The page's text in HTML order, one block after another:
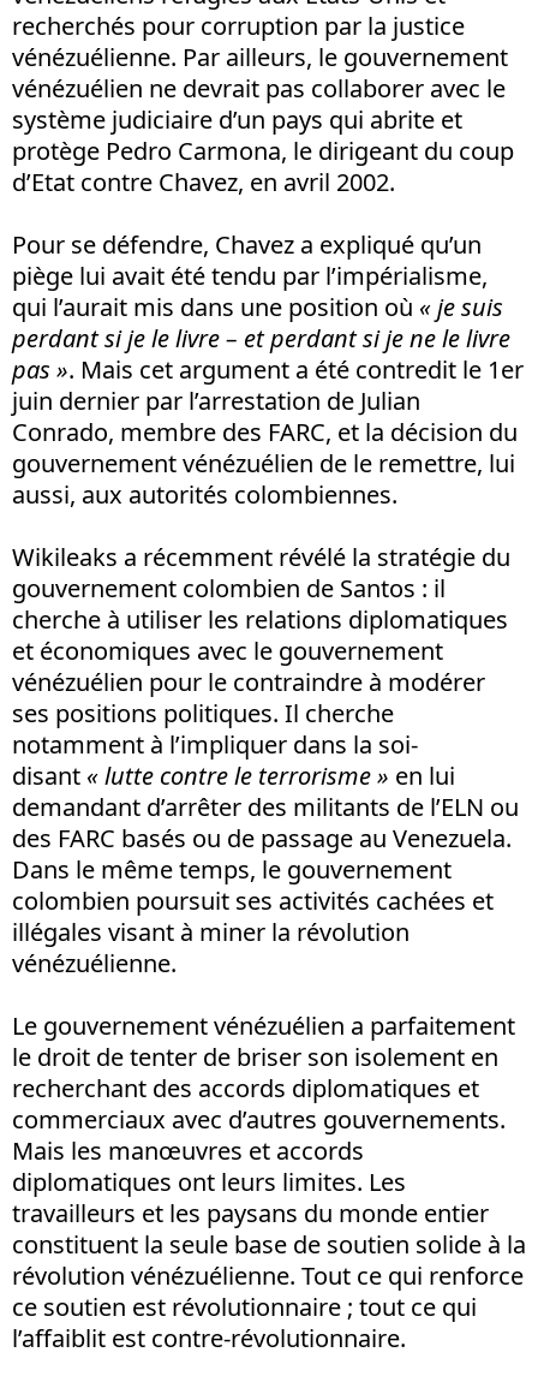
recherchés pour corruption par la justice
vénézuélienne. Par ailleurs, le gouvernement
vénézuélien ne devrait pas collaborer avec le
système judiciaire d’un pays qui abrite et
protège Pedro Carmona, le dirigeant du coup
d’Etat contre Chavez, en avril 2002.
Pour se défendre, Chavez a expliqué qu’un
piège lui avait été tendu par l’impérialisme,
qui l’aurait mis dans une position où « je suis
perdant si je le livre – et perdant si je ne le livre
pas ». Mais cet argument a été contredit le 1er
juin dernier par l’arrestation de Julian
Conrado, membre des FARC, et la décision du
gouvernement vénézuélien de le remettre, lui
aussi, aux autorités colombiennes.
Wikileaks a récemment révélé la stratégie du
gouvernement colombien de Santos : il
cherche à utiliser les relations diplomatiques
et économiques avec le gouvernement
vénézuélien pour le contraindre à modérer
ses positions politiques. Il cherche
notamment à l’impliquer dans la soi-
disant « lutte contre le terrorisme » en lui
demandant d’arrêter des militants de l’ELN ou
des FARC basés ou de passage au Venezuela.
Dans le même temps, le gouvernement
colombien poursuit ses activités cachées et
illégales visant à miner la révolution
vénézuélienne.
Le gouvernement vénézuélien a parfaitement
le droit de tenter de briser son isolement en
recherchant des accords diplomatiques et
commerciaux avec d’autres gouvernements.
Mais les manœuvres et accords
diplomatiques ont leurs limites. Les
travailleurs et les paysans du monde entier
constituent la seule base de soutien solide à la
révolution vénézuélienne. Tout ce qui renforce
ce soutien est révolutionnaire ; tout ce qui
l’affaiblit est contre-révolutionnaire.